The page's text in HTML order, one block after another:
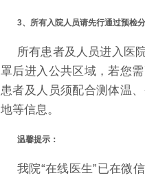
3、所有入院人员请先行通过预检
所有患者及人员进入医
罩后进入公共区域，若您
患者及人员须配合测体温
地等信息。
温馨提示：
我院“在线医生”已在微